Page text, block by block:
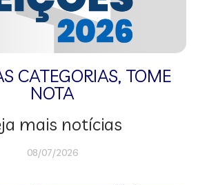
CATEGORIAS, TOME
NOTA
mais notícias
08/07/2026